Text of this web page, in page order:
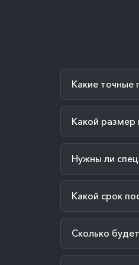
Какие точные
Какой размер
Нужны ли
Какой срок
Сколько